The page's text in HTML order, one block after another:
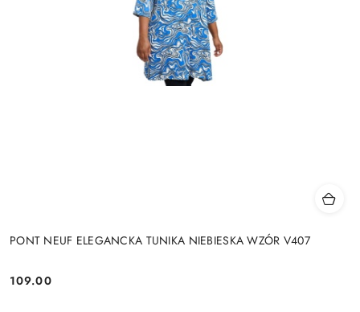
PONT NEUF ELEGANCKA TUNIKA NIEBIESKA WZÓR V407
Cena:
109.00